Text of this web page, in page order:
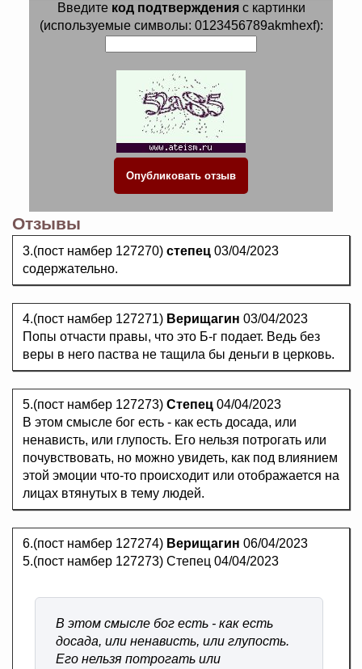
Введите код подтвержденияс картинки
(используемые символы: 0123456789akmhexf):
Отзывы
3.(пост намбер 127270) степец 03/04/2023
содержательно.
4.(пост намбер 127271) Верищагин 03/04/2023
Попы отчасти правы, что это Б-г подает. Ведь без
веры в него паства не тащила бы деньги в церковь.
5.(пост намбер 127273) Степец 04/04/2023
В этом смысле бог есть - как есть досада, или
ненависть, или глупость. Его нельзя потрогать или
почувствовать, но можно увидеть, как под влиянием
этой эмоции что-то происходит или отображается на
лицах втянутых в тему людей.
6.(пост намбер 127274) Верищагин 06/04/2023
5.(пост намбер 127273) Степец 04/04/2023
В этом смысле бог есть - как есть
досада, или ненависть, или глупость.
Его нельзя потрогать или